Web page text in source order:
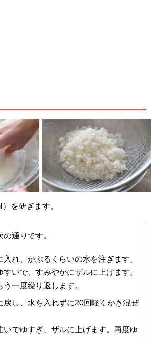
）を研ぎます。
の通りです。
入れ、かぶるくらいの水を注ぎます。
すいで、すみやかにザルに上げます。
う一度繰り返します。
戻し、水を入れずに20回軽くかき混ぜ
いでゆすぎ、ザルに上げます。再度ゆ